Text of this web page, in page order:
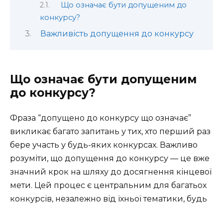
Що означає бути допущеним до
конкурсу?
Важливість допущення до конкурсу
Що означає бути допущеним
до конкурсу?
Фраза “допущено до конкурсу що означає”
викликає багато запитань у тих, хто перший раз
бере участь у будь-яких конкурсах. Важливо
розуміти, що допущення до конкурсу — це вже
значний крок на шляху до досягнення кінцевої
мети. Цей процес є центральним для багатьох
конкурсів, незалежно від їхньої тематики, будь